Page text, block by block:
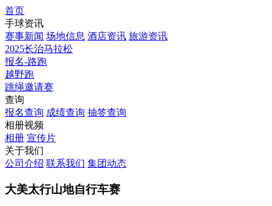
首页
手球资讯
赛事新闻 场地信息 酒店资讯 旅游资讯
2025长治马拉松
报名-路跑
越野跑
跳绳邀请赛
查询
报名查询 成绩查询 抽签查询
相册视频
相册 宣传片
关于我们
公司介绍 联系我们 集团动态
大美太行山地自行车赛